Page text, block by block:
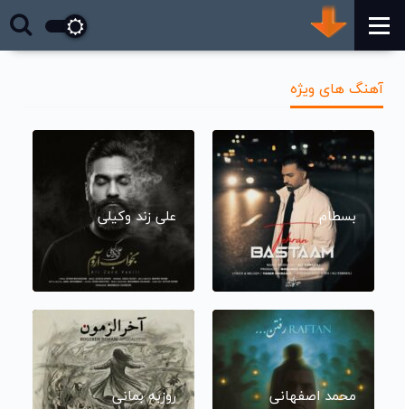
آهنگ های ویژه
بسطام علی زند وکیلی
محمد اصفهانی روزبه بمانی